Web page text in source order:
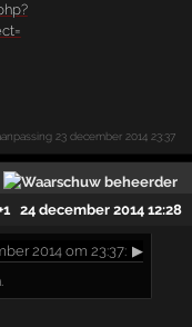
23 december 2014 23:37
24 december 2014 12:28
2014 om 23:37: ▶